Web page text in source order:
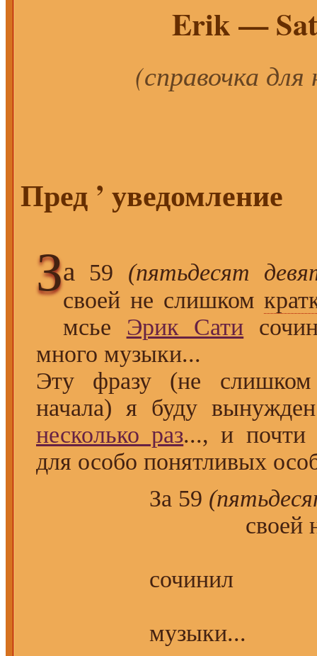
Erik —
(справочка
Пред ’ уведомление
За 59 (пятьдесят
своей не слишком
мсье Эрик Сати
много музыки...
Эту фразу (не
начала) я буду
несколько раз..., и почти
для особо понятливых
За 59
своей не
сочинил
музыки...